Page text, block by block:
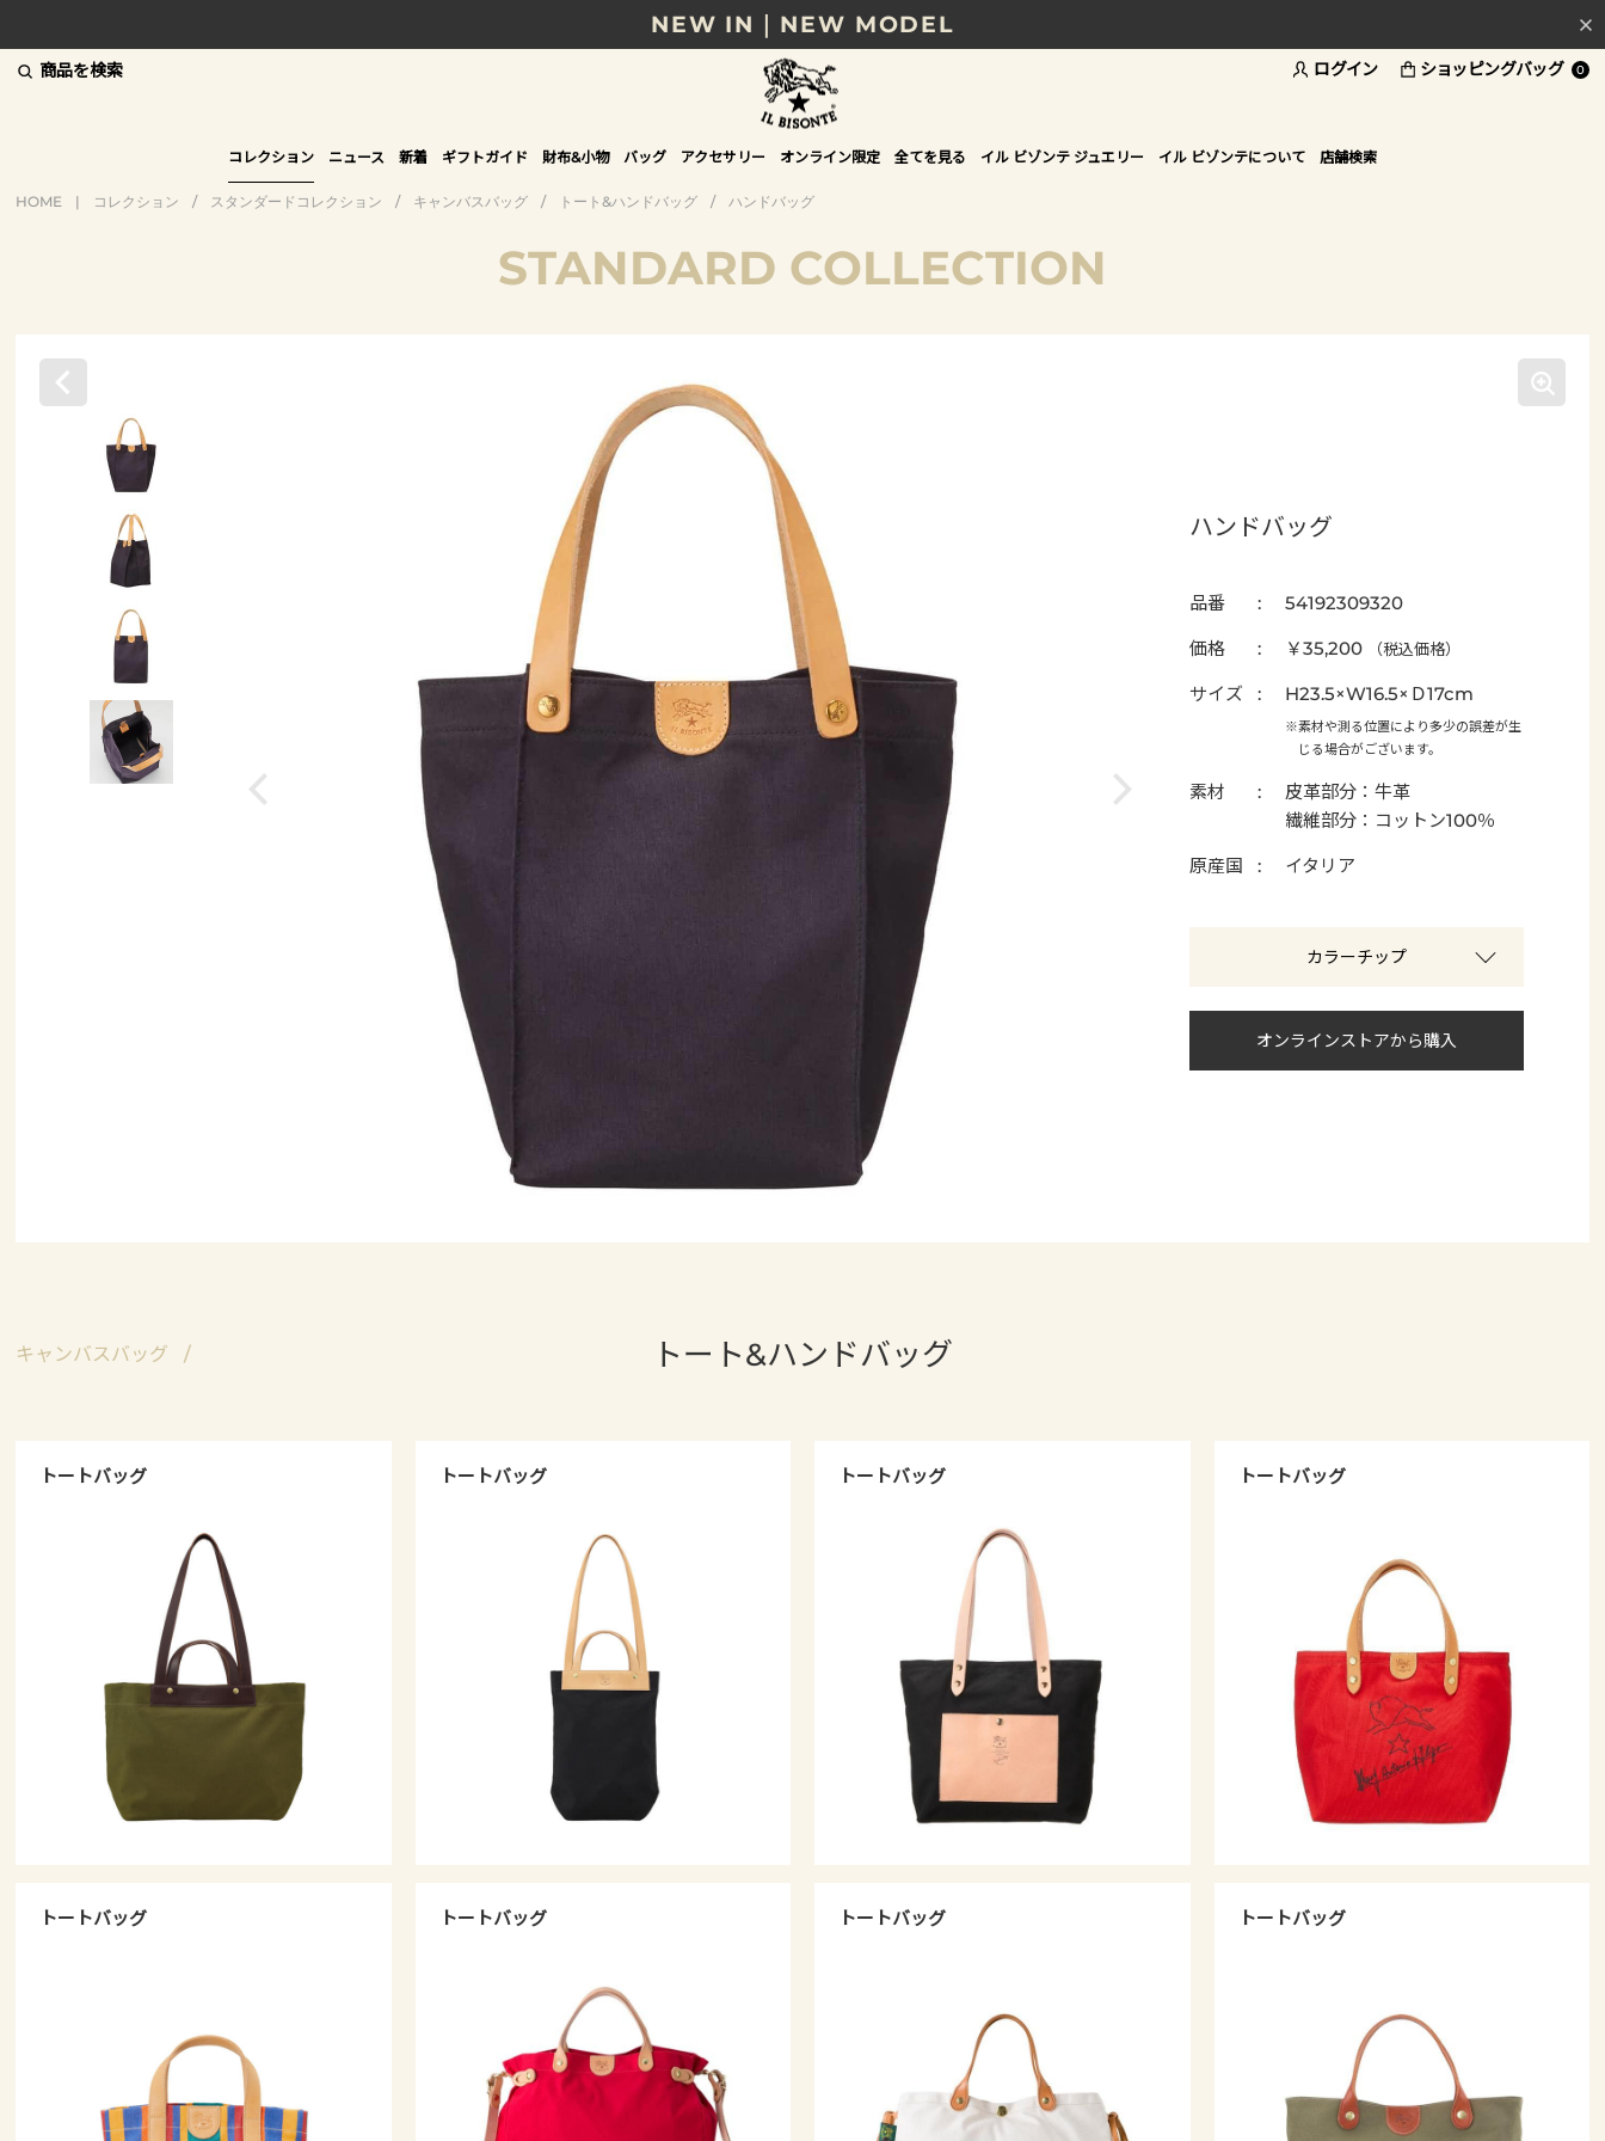
NEW IN｜NEW MODEL
8/17(月)10時まで｜税込11,000円以上で送料無料
贈る相手やシーンから選べる、新しいギフトガイド
NEW IN｜COLOR LEATHER
商品を検索 ログイン ショッピングバッグ 0
コレクション ニュース 新着 ギフトガイド 財布&小物 バッグ アクセサリー オンライン限定 全てを見る イル ビゾンテ ジュエリー イル ビゾンテについて 店舗検索
HOME | コレクション / スタンダードコレクション / キャンバスバッグ / トート&ハンドバッグ / ハンドバッグ
STANDARD COLLECTION
ハンドバッグ
品番
54192309320
価格
￥35,200 （税込価格）
サイズ H23.5×W16.5×Ｄ17cm
※素材や測る位置により多少の誤差が生
じる場合がございます。
素材
皮革部分：牛革
繊維部分：コットン100％
原産国
イタリア
カラーチップ
オンラインストアから購入
キャンバスバッグ トート&ハンドバッグ
トートバッグ トートバッグ トートバッグ トートバッグ
トートバッグ トートバッグ トートバッグ トートバッグ